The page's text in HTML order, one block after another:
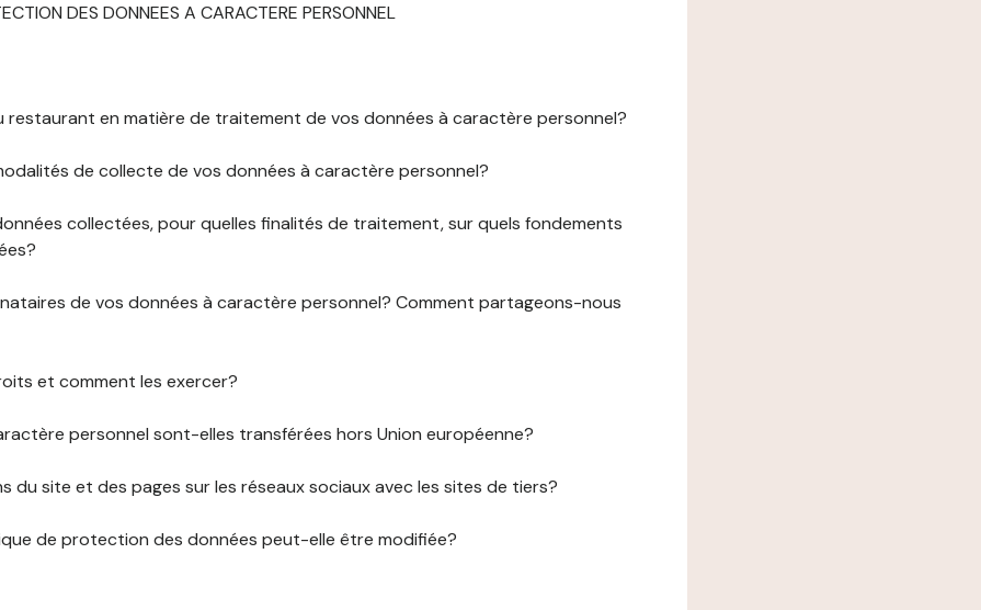
DES DONNEES A CARACTERE PERSONNEL
restaurant en matière de traitement de vos données à caractère personnel?
de collecte de vos données à caractère personnel?
collectées, pour quelles finalités de traitement, sur quels fondements
de vos données à caractère personnel? Comment partageons-nous
et comment les exercer?
personnel sont-elles transférées hors Union européenne?
du site et des pages sur les réseaux sociaux avec les sites de tiers?
de protection des données peut-elle être modifiée?